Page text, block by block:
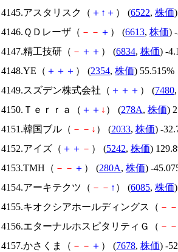
4145.アスタリスク（ ＋ ↑ ＋ ） (6522, 株価
4146.ＱＤレーザ（ － － ＋ ） (6613, 株価)
4147.精工技研（ － ＋ ＋ ） (6834, 株価) -
4148.YE（ ＋ ＋ ＋ ） (2354, 株価) 55.515%
4149.スズデン株式会社（ ＋ ＋ ＋ ） (7480,
4150.Ｔｅｒｒａ（ ＋ ＋ ↓ ） (278A, 株価)
4151.韓国ブル（ － － ↓ ） (2033, 株価) -
4152.アイズ（ ＋ ＋ － ） (5242, 株価)
4153.TMH（ － － ＋ ） (280A, 株価) -
4154.アーキテクツ（ － － ↑ ） (6085, 株価
4155.キオクシアホールディングス（ － －
4156.エターナルホスピタリティＧ（ － －
4157.かさくま（ － － ＋ ） (7678, 株価) -